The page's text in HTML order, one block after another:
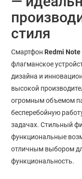
стиля
Смартфон Redmi
флагманское
дизайна и
высокой
огромным объемом
бесперебойную
задачах. Стильный
функциональные
отличным выбором
функциональность.